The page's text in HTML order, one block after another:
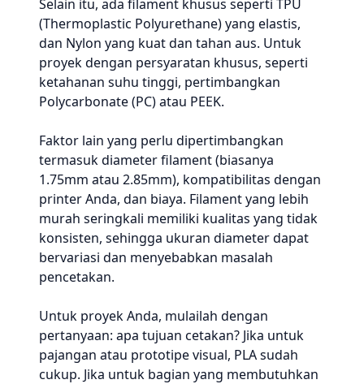
Selain itu, ada filament khusus seperti TPU
(Thermoplastic Polyurethane) yang elastis,
dan Nylon yang kuat dan tahan aus. Untuk
proyek dengan persyaratan khusus, seperti
ketahanan suhu tinggi, pertimbangkan
Polycarbonate (PC) atau PEEK.
Faktor lain yang perlu dipertimbangkan
termasuk diameter filament (biasanya
1.75mm atau 2.85mm), kompatibilitas dengan
printer Anda, dan biaya. Filament yang lebih
murah seringkali memiliki kualitas yang tidak
konsisten, sehingga ukuran diameter dapat
bervariasi dan menyebabkan masalah
pencetakan.
Untuk proyek Anda, mulailah dengan
pertanyaan: apa tujuan cetakan? Jika untuk
pajangan atau prototipe visual, PLA sudah
cukup. Jika untuk bagian yang membutuhkan